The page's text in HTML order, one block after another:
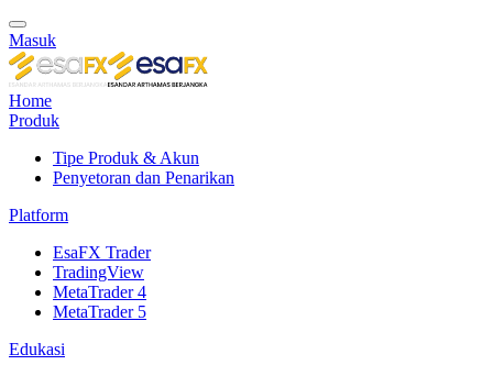
Masuk
Home
Produk
Tipe Produk & Akun
Penyetoran dan Penarikan
Platform
EsaFX Trader
TradingView
MetaTrader 4
MetaTrader 5
Edukasi